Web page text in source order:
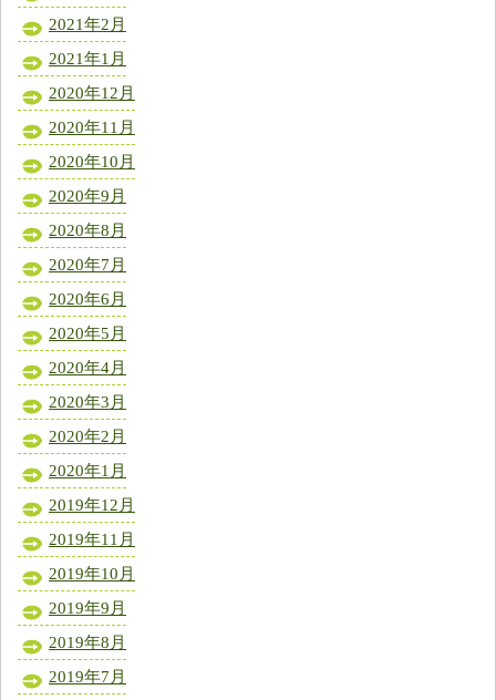
2021年2月
2021年1月
2020年12月
2020年11月
2020年10月
2020年9月
2020年8月
2020年7月
2020年6月
2020年5月
2020年4月
2020年3月
2020年2月
2020年1月
2019年12月
2019年11月
2019年10月
2019年9月
2019年8月
2019年7月